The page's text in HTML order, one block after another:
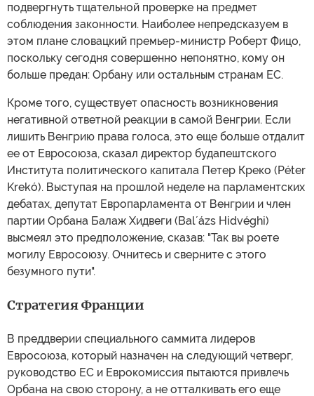
подвергнуть тщательной проверке на предмет
соблюдения законности. Наиболее непредсказуем в
этом плане словацкий премьер-министр Роберт Фицо,
поскольку сегодня совершенно непонятно, кому он
больше предан: Орбану или остальным странам ЕС.
Кроме того, существует опасность возникновения
негативной ответной реакции в самой Венгрии. Если
лишить Венгрию права голоса, это еще больше отдалит
ее от Евросоюза, сказал директор будапештского
Института политического капитала Петер Креко (Péter
Krekó). Выступая на прошлой неделе на парламентских
дебатах, депутат Европарламента от Венгрии и член
партии Орбана Балаж Хидвеги (Bal´ázs Hidvéghi)
высмеял это предположение, сказав: "Так вы роете
могилу Евросоюзу. Очнитесь и сверните с этого
безумного пути".
Стратегия Франции
В преддверии специального саммита лидеров
Евросоюза, который назначен на следующий четверг,
руководство ЕС и Еврокомиссия пытаются привлечь
Орбана на свою сторону, а не отталкивать его еще